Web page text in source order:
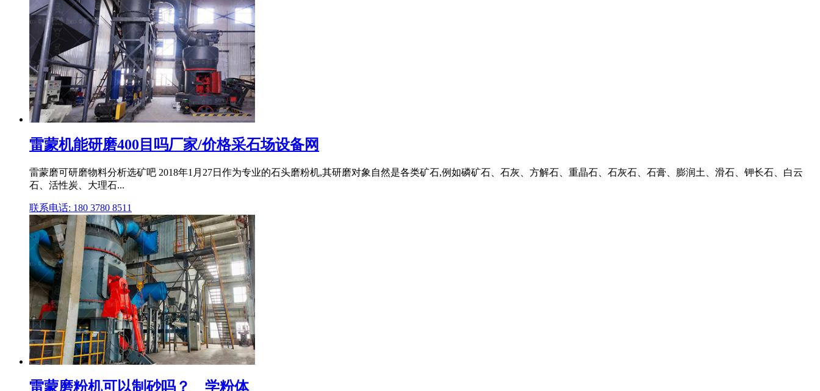
雷蒙机能研磨400目吗厂家/价格采石场设备网
雷蒙磨可研磨物料分析选矿吧 2018年1月27日作为专业的石头磨粉机,其研磨对象自然是各类矿石,例如磷矿石、石灰、方解石、重晶石、石灰石、石膏、膨润土、滑石、钾长石、白云
石、活性炭、大理石...
联系电话: 180 3780 8511
雷蒙磨粉机可以制砂吗？ _ 学粉体